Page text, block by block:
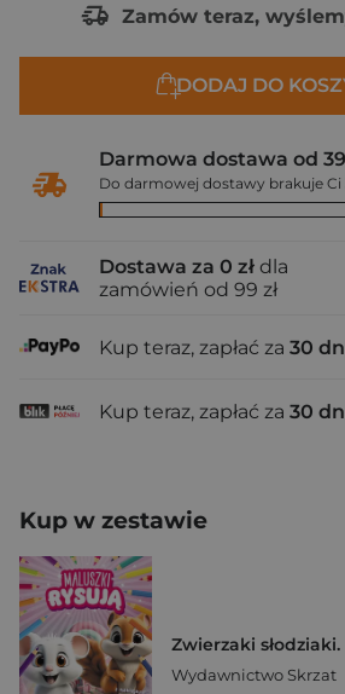
Zamów teraz,
DODAJ DO
Darmowa dostawa od
Do darmowej dostawy brakuje Ci
Dostawa za 0 zł dla
zamówień od 99 zł
Kup teraz, zapłać za 30
Kup teraz, zapłać za 30
Kup w zestawie
Zwierzaki
Wydawnictwo Skrzat